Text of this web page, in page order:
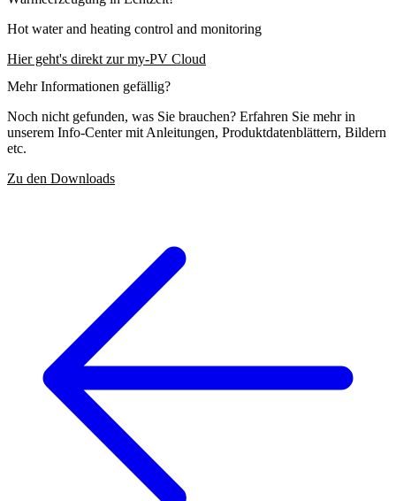
Hot water and heating control and monitoring
Hier geht's direkt zur my-PV Cloud
Mehr Informationen gefällig?
Noch nicht gefunden, was Sie brauchen? Erfahren Sie mehr in
unserem Info-Center mit Anleitungen, Produktdatenblättern, Bildern
etc.
Zu den Downloads